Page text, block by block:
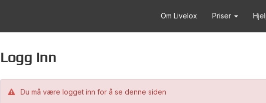
Om Livelox Priser
Logg inn
Du må være logget inn for å se denne siden